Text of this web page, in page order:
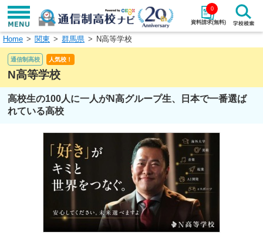
資料請求(無料)
0
学校名で探す
エリアから探す 特徴から探す
北海道・東北
北陸・甲信越
中国
Home 関東 群馬県 N高等学校
通信制高校 人気校！
N高等学校
高校生の100人に一人がN高グループ生、日本で一番選ば
れている高校